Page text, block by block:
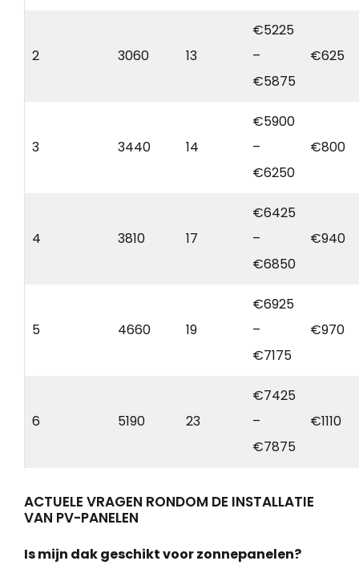
2 3060 13
€5225
–
€5875
€625
3 3440 14
€5900
–
€6250
€800
4 3810 17
€6425
–
€6850
€940
5 4660 19
€6925
–
€7175
€970
6 5190 23
€7425
–
€7875
€1110
ACTUELE VRAGEN RONDOM DE INSTALLATIE
VAN PV-PANELEN
Is mijn dak geschikt voor zonnepanelen?